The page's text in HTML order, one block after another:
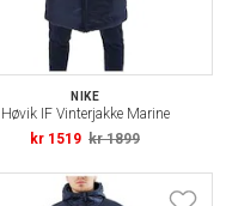
NIKE
Høvik IF Vinterjakke Marine
kr 1519 kr 1899